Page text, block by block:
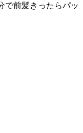
で前髪きったらパッ